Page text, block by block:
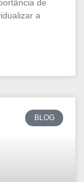
de
a
BLOG